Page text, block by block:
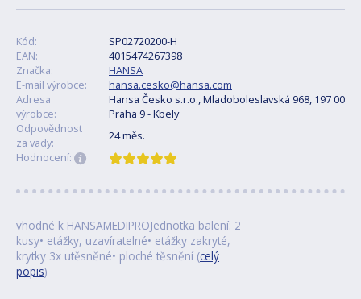
Kód:
SP02720200-H
EAN:
4015474267398
Značka:
HANSA
E-mail výrobce:
hansa.cesko@hansa.com
Adresa
výrobce:
Hansa Česko s.r.o., Mladoboleslavská 968, 197 00
Praha 9 - Kbely
Odpovědnost
za vady:
24 měs.
Hodnocení:
vhodné k HANSAMEDIPROJednotka balení: 2
kusy• etážky, uzavíratelné• etážky zakryté,
krytky 3x utěsněné• ploché těsnění (celý
popis)